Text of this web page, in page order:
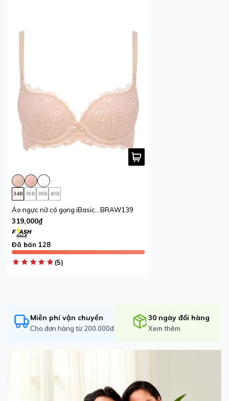
34B 36B 38B 40B
BRAW139
319,000₫
(5)
Đã bán 128
Miễn phí vận chuyển
Cho đơn hàng từ 200.000đ
30 ngày đổi hàng
Xem thêm